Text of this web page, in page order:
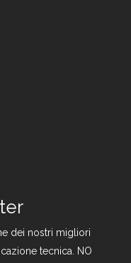
dei nostri migliori
tecnica. NO